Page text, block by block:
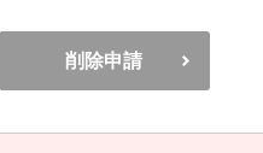
削除申請